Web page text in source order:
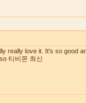
really love it. It's so good
티비몬 최신